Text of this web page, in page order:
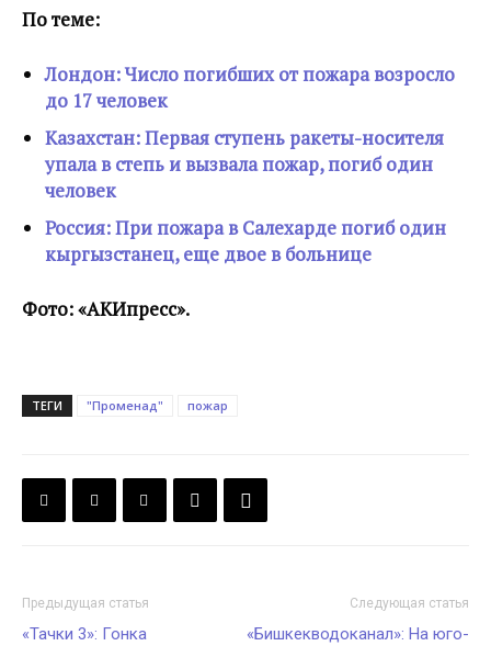
По теме:
Лондон: Число погибших от пожара возросло
до 17 человек
Казахстан: Первая ступень ракеты-носителя
упала в степь и вызвала пожар, погиб один
человек
Россия: При пожара в Салехарде погиб один
кыргызстанец, еще двое в больнице
Фото: «АКИпресс».
ТЕГИ "Променад" пожар
Предыдущая статья
«Тачки 3»: Гонка
Следующая статья
«Бишкекводоканал»: На юго-